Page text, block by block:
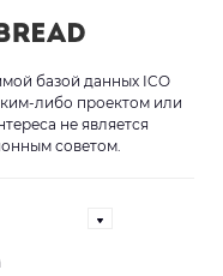
базой данных ICO
либо проектом или
не является
советом.